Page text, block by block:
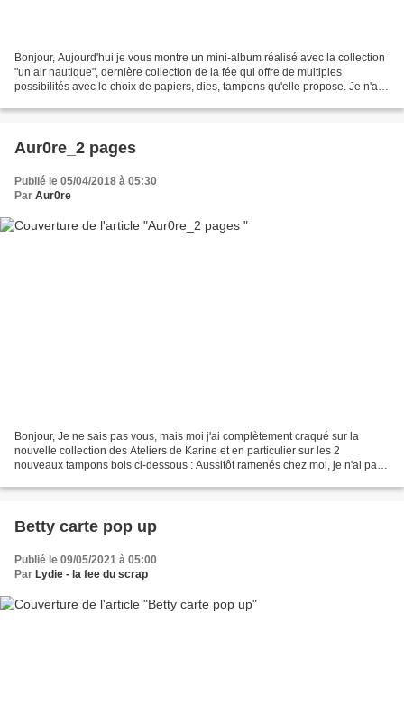
Bonjour, Aujourd'hui je vous montre un mini-album réalisé avec la collection
"un air nautique", dernière collection de la fée qui offre de multiples
possibilités avec le choix de papiers, dies, tampons qu'elle propose. Je n'ai
Aur0re_2 pages
Publié le 05/04/2018 à 05:30
Par Aur0re
Bonjour, Je ne sais pas vous, mais moi j'ai complètement craqué sur la
nouvelle collection des Ateliers de Karine et en particulier sur les 2
nouveaux tampons bois ci-dessous : Aussitôt ramenés chez moi, je n'ai pas
Betty carte pop up
Publié le 09/05/2021 à 05:00
Par Lydie - la fee du scrap